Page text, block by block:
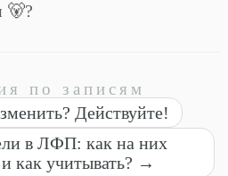
🐻?
по записям
Действуйте!
в ЛФП: как на них
как учитывать? →